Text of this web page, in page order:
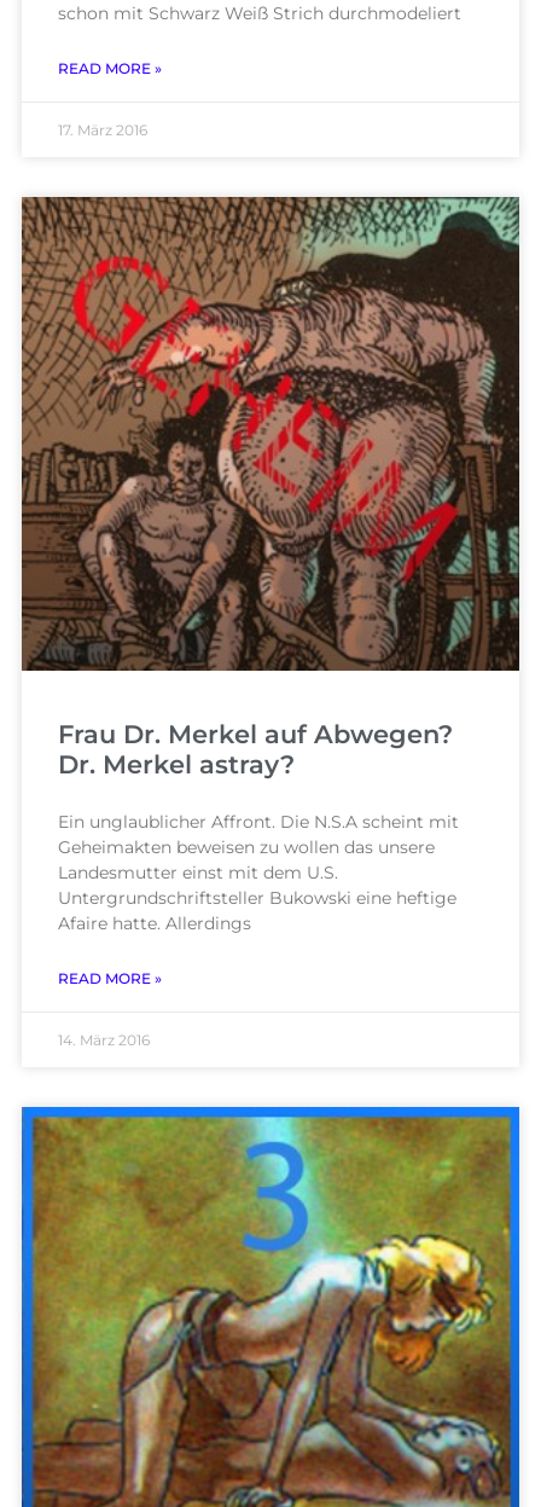
schon mit Schwarz Weiß Strich durchmodeliert
READ MORE »
17. März 2016
Frau Dr. Merkel auf Abwegen?
Dr. Merkel astray?
Ein unglaublicher Affront. Die N.S.A scheint mit
Geheimakten beweisen zu wollen das unsere
Landesmutter einst mit dem U.S.
Untergrundschriftsteller Bukowski eine heftige
Afaire hatte. Allerdings
READ MORE »
14. März 2016